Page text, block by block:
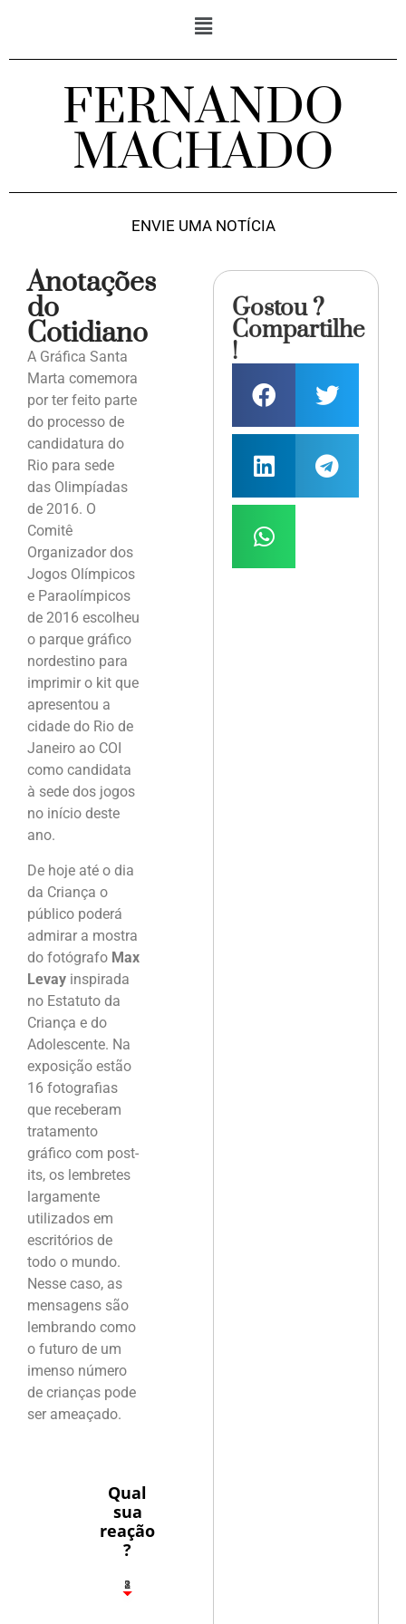
FERNANDO
MACHADO
ENVIE UMA NOTÍCIA
Anotações
do
Cotidiano
A Gráfica Santa
Marta comemora
por ter feito parte
do processo de
candidatura do
Rio para sede
das Olimpíadas
de 2016. O
Comitê
Organizador dos
Jogos Olímpicos
e Paraolímpicos
de 2016 escolheu
o parque gráfico
nordestino para
imprimir o kit que
apresentou a
cidade do Rio de
Janeiro ao COI
como candidata
à sede dos jogos
no início deste
ano.
De hoje até o dia
da Criança o
público poderá
admirar a mostra
do fotógrafo Max
Levay inspirada
no Estatuto da
Criança e do
Adolescente. Na
exposição estão
16 fotografias
que receberam
tratamento
gráfico com post-
its, os lembretes
largamente
utilizados em
escritórios de
todo o mundo.
Nesse caso, as
mensagens são
lembrando como
o futuro de um
imenso número
de crianças pode
ser ameaçado.
Qual
sua
reação
?
1
2
8
Gostou ?
Compartilhe
!